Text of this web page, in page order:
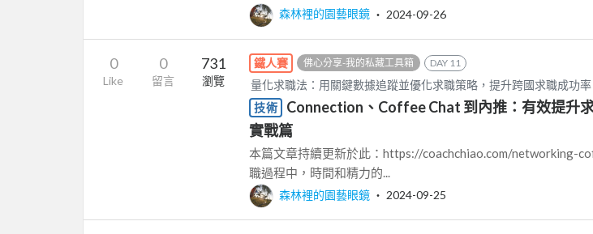
森林裡的園藝眼鏡 ‧ 2024-09-26
0
Like
0
留言
731
瀏覽
鐵人賽 佛心分享-我的私藏工具箱 DAY 11
量化求職法：用關鍵數據追蹤並優化求職策略，提升跨國求職成功率
技術
Connection、Coffee Chat 到內推：有效提升
實戰篇
本篇文章持續更新於此：https://coachchiao.com/networking-
職過程中，時間和精力的...
森林裡的園藝眼鏡 ‧ 2024-09-25